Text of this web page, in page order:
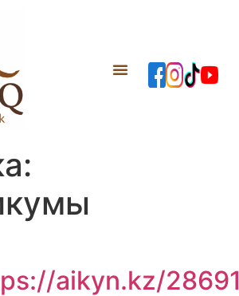
aikyn.kz/